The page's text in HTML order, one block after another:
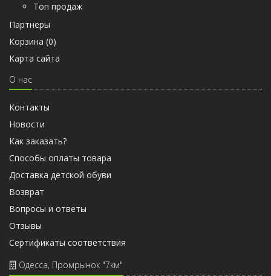
Топ продаж
Партнёры
Корзина (0)
Карта сайта
О нас
Контакты
Новости
Как заказать?
Способы оплаты товара
Доставка детской обуви
Возврат
Вопросы и ответы
Отзывы
Cертификаты соответствия
Одесса, Промрынок "7км"